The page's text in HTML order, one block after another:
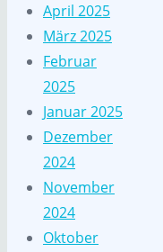
April 2025
März 2025
Februar
2025
Januar 2025
Dezember
2024
November
2024
Oktober